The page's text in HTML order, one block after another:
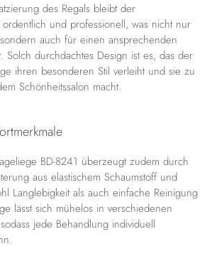
des Regals bleibt der
und professionell, was nicht nur
auch für einen ansprechenden
Solch durchdachtes Design ist es, das der
ihren besonderen Stil verleiht und sie zu
Schönheitssalon macht.
BD-8241 überzeugt zudem durch
aus elastischem Schaumstoff und
Langlebigkeit als auch einfache Reinigung
lässt sich mühelos in verschiedenen
jede Behandlung individuell